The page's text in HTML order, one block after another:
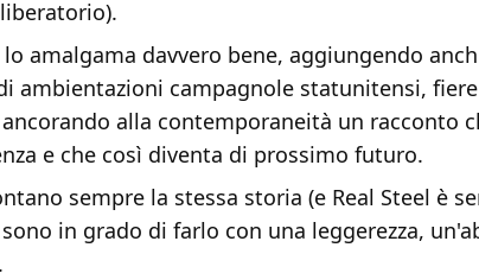
lo amalgama davvero bene, aggiungendo
ambientazioni campagnole statunitensi,
alla contemporaneità un racconto
e che così diventa di prossimo futuro.
sempre la stessa storia (e Real Steel è
in grado di farlo con una leggerezza,